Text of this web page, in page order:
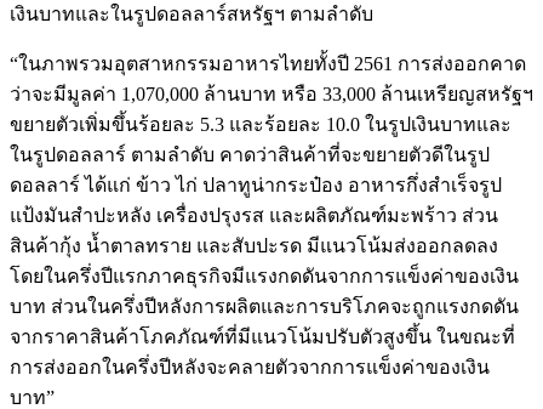
เงินบาทและในรูปดอลลาร์สหรัฐฯ ตามลำดับ
“ในภาพรวมอุตสาหกรรมอาหารไทยทั้งปี 2561 การส่งออกคาด
ว่าจะมีมูลค่า 1,070,000 ล้านบาท หรือ 33,000 ล้านเหรียญสหรัฐฯ
ขยายตัวเพิ่มขึ้นร้อยละ 5.3 และร้อยละ 10.0 ในรูปเงินบาทและ
ในรูปดอลลาร์ ตามลำดับ คาดว่าสินค้าที่จะขยายตัวดีในรูป
ดอลลาร์ ได้แก่ ข้าว ไก่ ปลาทูน่ากระป๋อง อาหารกึ่งสำเร็จรูป
แป้งมันสำปะหลัง เครื่องปรุงรส และผลิตภัณฑ์มะพร้าว ส่วน
สินค้ากุ้ง น้ำตาลทราย และสับปะรด มีแนวโน้มส่งออกลดลง
โดยในครึ่งปีแรกภาคธุรกิจมีแรงกดดันจากการแข็งค่าของเงิน
บาท ส่วนในครึ่งปีหลังการผลิตและการบริโภคจะถูกแรงกดดัน
จากราคาสินค้าโภคภัณฑ์ที่มีแนวโน้มปรับตัวสูงขึ้น ในขณะที่
การส่งออกในครึ่งปีหลังจะคลายตัวจากการแข็งค่าของเงิน
บาท”